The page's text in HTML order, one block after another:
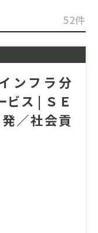
52件
ンフラ分
ビス | ＳＥ
／社会貢